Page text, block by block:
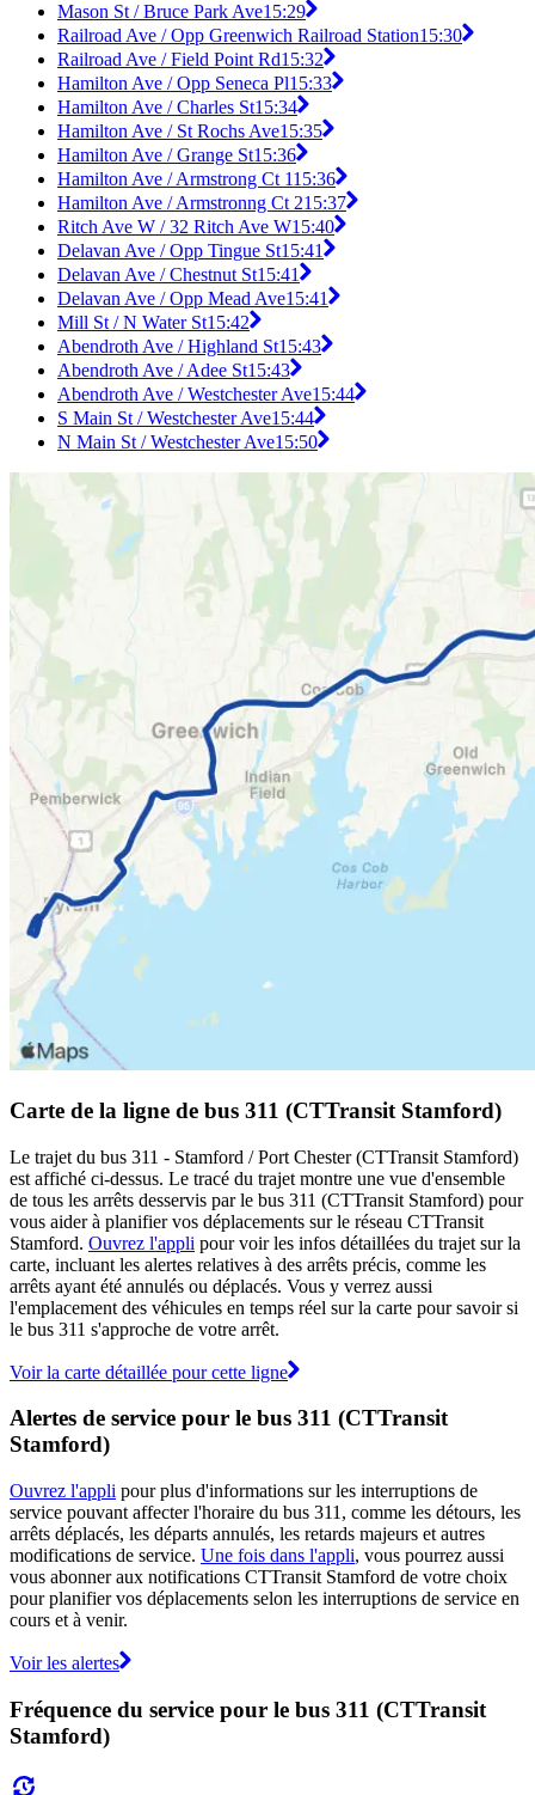
Mason St / Bruce Park Ave15:29
Railroad Ave / Opp Greenwich Railroad Station15:30
Railroad Ave / Field Point Rd15:32
Hamilton Ave / Opp Seneca Pl15:33
Hamilton Ave / Charles St15:34
Hamilton Ave / St Rochs Ave15:35
Hamilton Ave / Grange St15:36
Hamilton Ave / Armstrong Ct 115:36
Hamilton Ave / Armstronng Ct 215:37
Ritch Ave W / 32 Ritch Ave W15:40
Delavan Ave / Opp Tingue St15:41
Delavan Ave / Chestnut St15:41
Delavan Ave / Opp Mead Ave15:41
Mill St / N Water St15:42
Abendroth Ave / Highland St15:43
Abendroth Ave / Adee St15:43
Abendroth Ave / Westchester Ave15:44
S Main St / Westchester Ave15:44
N Main St / Westchester Ave15:50
Carte de la ligne de bus 311 (CTTransit Stamford)
Le trajet du bus 311 - Stamford / Port Chester (CTTransit Stamford)
est affiché ci-dessus. Le tracé du trajet montre une vue d'ensemble
de tous les arrêts desservis par le bus 311 (CTTransit Stamford) pour
vous aider à planifier vos déplacements sur le réseau CTTransit
Stamford. Ouvrez l'appli pour voir les infos détaillées du trajet sur la
carte, incluant les alertes relatives à des arrêts précis, comme les
arrêts ayant été annulés ou déplacés. Vous y verrez aussi
l'emplacement des véhicules en temps réel sur la carte pour savoir si
le bus 311 s'approche de votre arrêt.
Voir la carte détaillée pour cette ligne
Alertes de service pour le bus 311 (CTTransit
Stamford)
Ouvrez l'appli pour plus d'informations sur les interruptions de
service pouvant affecter l'horaire du bus 311, comme les détours, les
arrêts déplacés, les départs annulés, les retards majeurs et autres
modifications de service. Une fois dans l'appli, vous pourrez aussi
vous abonner aux notifications CTTransit Stamford de votre choix
pour planifier vos déplacements selon les interruptions de service en
cours et à venir.
Voir les alertes
Fréquence du service pour le bus 311 (CTTransit
Stamford)